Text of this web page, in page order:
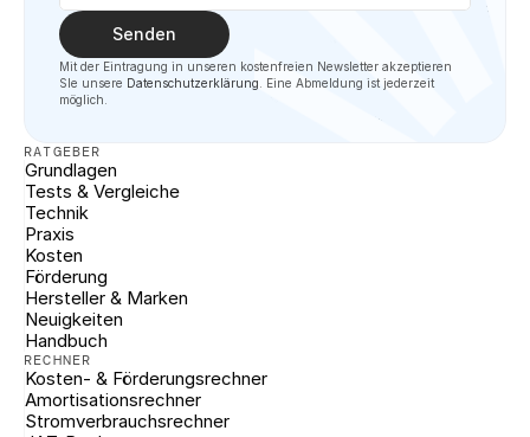
Senden
Mit der Eintragung in unseren kostenfreien Newsletter akzeptieren
SIe unsere Datenschutzerklärung . Eine Abmeldung ist jederzeit
möglich.
RATGEBER
Grundlagen
Tests & Vergleiche
Technik
Praxis
Kosten
Förderung
Hersteller & Marken
Neuigkeiten
Handbuch
RECHNER
Kosten- & Förderungsrechner
Amortisationsrechner
Stromverbrauchsrechner